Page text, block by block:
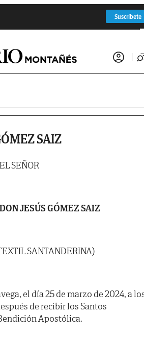
Suscríbete
SAIZ
EL SEÑOR
DON JESÚS GÓMEZ SAIZ
SANTANDERINA)
el día 25 de marzo de 2024, a
de recibir los Santos
Apostólica.